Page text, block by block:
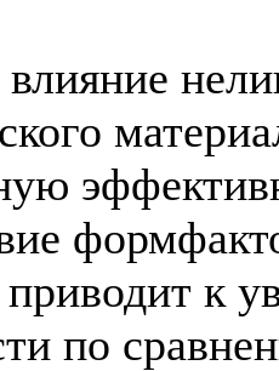
приводит к
по